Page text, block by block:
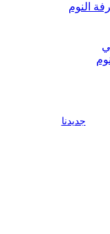
النوم
جديدنا